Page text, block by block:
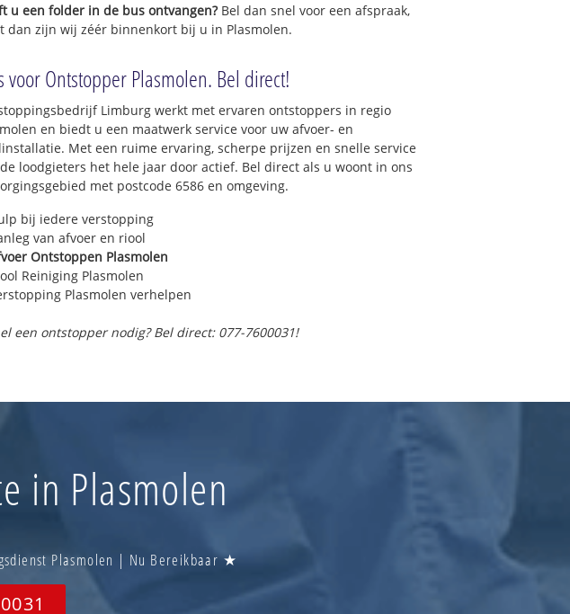
u een folder in de bus ontvangen?Bel dan snel voor een afspraak,
dan zijn wij zéér binnenkort bij u in Plasmolen.
voor Ontstopper Plasmolen. Bel direct!
Limburg werkt met ervaren ontstoppers in regio
en biedt u een maatwerk service voor uw afvoer- en
Met een ruime ervaring, scherpe prijzen en snelle service
loodgieters het hele jaar door actief. Bel direct als u woont in ons
met postcode 6586 en omgeving.
bij iedere verstopping
van afvoer en riool
Ontstoppen Plasmolen
Reiniging Plasmolen
Plasmolen verhelpen
een ontstopper nodig? Bel direct: 077-7600031!
in Plasmolen
Plasmolen | Nu Bereikbaar ★